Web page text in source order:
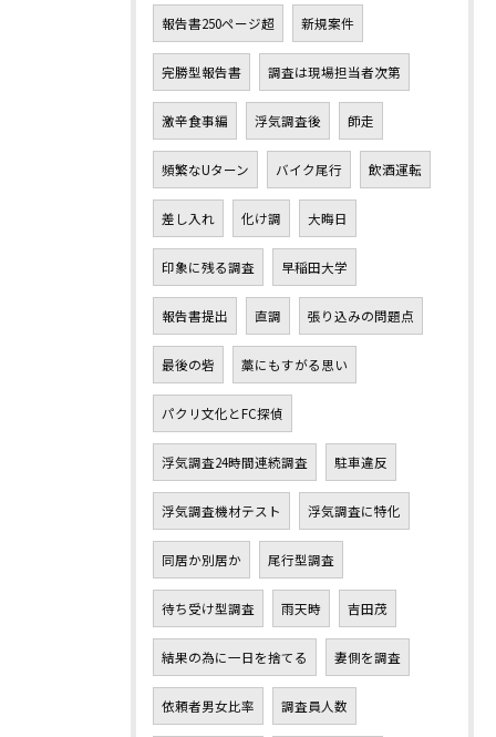
報告書250ページ超 新規案件
完勝型報告書 調査は現場担当者次第
激辛食事編 浮気調査後 師走
頻繁なUターン バイク尾行 飲酒運転
差し入れ 化け調 大晦日
印象に残る調査 早稲田大学
報告書提出 直調 張り込みの問題点
最後の砦 藁にもすがる思い
パクリ文化とFC探偵
浮気調査24時間連続調査 駐車違反
浮気調査機材テスト 浮気調査に特化
同居か別居か 尾行型調査
待ち受け型調査 雨天時 吉田茂
結果の為に一日を捨てる 妻側を調査
依頼者男女比率 調査員人数